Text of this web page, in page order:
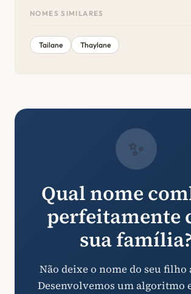
NOMES SIMILARES
Tailane Thaylane
✨
Qual nome
perfeitamente
sua família?
Não deixe o nome do seu filho
Desenvolvemos um algoritmo